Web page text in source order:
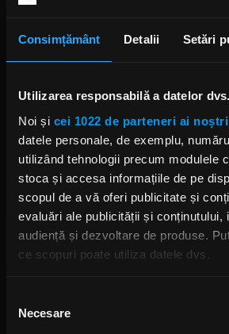
Consimțământ Detalii Setări
Utilizarea responsabilă a datelor dvs.
Noi și cei 1022 de parteneri ai noștri
datele personale, de exemplu,
utilizând tehnologii precum modulele
stoca și accesa informațiile de pe
scopul de a vă oferi publicitate și
evaluări ale publicității și conținutului,
audiență și dezvoltare de produse.
ce scopuri poate utiliza datele dvs.
Să colectăm informațiile cu
consimțământului
Necesare
Billy
High”
Billy Gibbons
albumul
single-ul
MARȚI, 30
Musical după
melodii ZZ Top